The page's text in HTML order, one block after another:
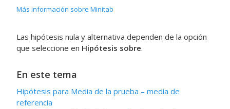
Más información sobre Minitab
Las hipótesis nula y alternativa dependen de la opción
que seleccione en Hipótesis sobre.
En este tema
Hipótesis para Media de la prueba – media de
referencia